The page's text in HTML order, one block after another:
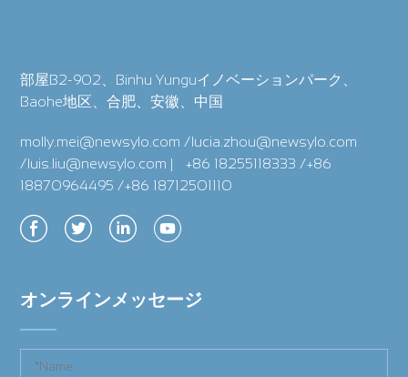
部屋B2-902、Binhu Yunguイノベーションパーク、
Baohe地区、合肥、安徽、中国
molly.mei@newsylo.com /lucia.zhou@newsylo.com
/luis.liu@newsylo.com |
+86 18255118333 /+86
18870964495 /+86 18712501110
オンラインメッセージ